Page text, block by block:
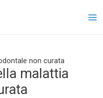
non curata
malattia